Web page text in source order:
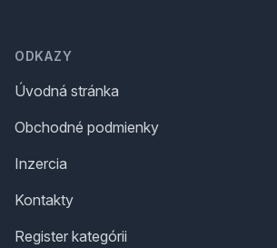
ODKAZY
Úvodná stránka
Obchodné podmienky
Inzercia
Kontakty
Register kategórii